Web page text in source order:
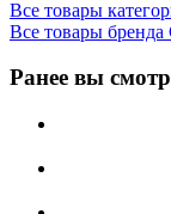
Все товары
Все товары
Ранее вы